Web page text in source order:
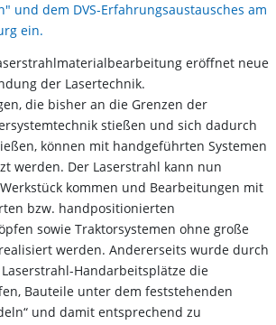
und dem DVS-Erfahrungsaustausches am
ein.
eröffnet neue
der Lasertechnik.
die bisher an die Grenzen der
stießen und sich dadurch
können mit handgeführten Systemen
werden. Der Laserstrahl kann nun
kommen und Bearbeitungen mit
bzw. handpositionierten
sowie Traktorsystemen ohne große
werden. Andererseits wurde durch
Handarbeitsplätze die
Bauteile unter dem feststehenden
und damit entsprechend zu